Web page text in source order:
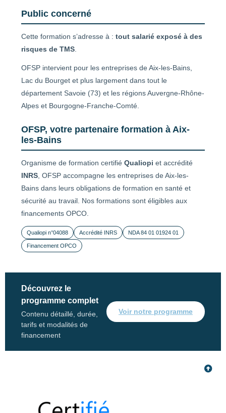
Public concerné
Cette formation s’adresse à : tout salarié exposé à des
risques de TMS
OFSP intervient pour les entreprises de Aix-les-Bains,
Lac du Bourget et plus largement dans tout le
département Savoie (73) et les régions Auvergne-Rhône-
Alpes et Bourgogne-Franche-Comté.
OFSP, votre partenaire formation à Aix-
les-Bains
Organisme de formation certifié Qualiopi et accrédité
INRS , OFSP accompagne les entreprises de Aix-les-
Bains dans leurs obligations de formation en santé et
sécurité au travail. Nos formations sont éligibles aux
financements OPCO.
Qualiopi n°04088 Accrédité INRS NDA 84 01 01924 01
Financement OPCO
Découvrez le
programme complet
Contenu détaillé, durée,
tarifs et modalités de
financement
Voir notre programme